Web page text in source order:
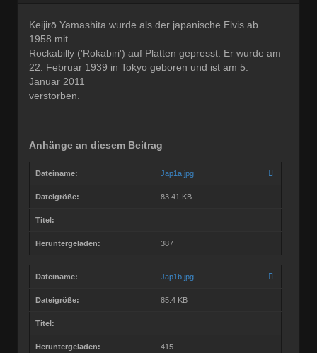
Keijirō Yamashita wurde als der japanische Elvis ab
1958 mit
Rockabilly ('Rokabiri') auf Platten gepresst. Er wurde am
22. Februar 1939 in Tokyo geboren und ist am 5.
Januar 2011
verstorben.
Anhänge an diesem Beitrag
Dateiname: Jap1a.jpg
Dateigröße: 83.41 KB
Titel:
Heruntergeladen: 387
Dateiname: Jap1b.jpg
Dateigröße: 85.4 KB
Titel:
Heruntergeladen: 415